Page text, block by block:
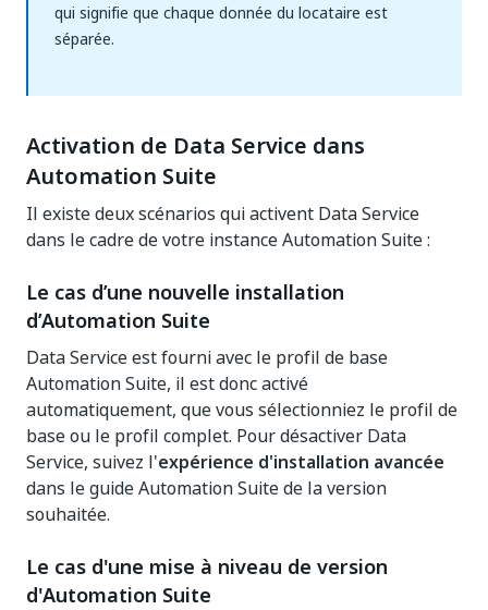
qui signifie que chaque donnée du locataire est
séparée.
Activation de Data Service dans
Automation Suite
Il existe deux scénarios qui activent Data Service
dans le cadre de votre instance Automation Suite :
Le cas d’une nouvelle installation
d’Automation Suite
Data Service est fourni avec le profil de base
Automation Suite, il est donc activé
automatiquement, que vous sélectionniez le profil de
base ou le profil complet. Pour désactiver Data
Service, suivez l'expérience d'installation avancée
dans le guide Automation Suite de la version
souhaitée.
Le cas d'une mise à niveau de version
d'Automation Suite